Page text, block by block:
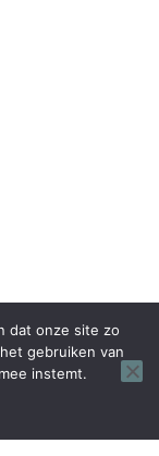
dat onze site zo
gebruiken van
instemt.